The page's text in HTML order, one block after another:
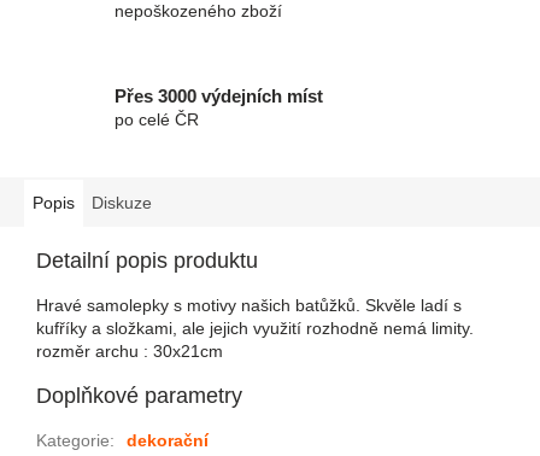
nepoškozeného zboží
Přes 3000 výdejních míst
po celé ČR
Popis Diskuze
Detailní popis produktu
Hravé samolepky s motivy našich batůžků. Skvěle ladí s
kufříky a složkami, ale jejich využití rozhodně nemá limity.
rozměr archu : 30x21cm
Doplňkové parametry
Kategorie:
dekorační